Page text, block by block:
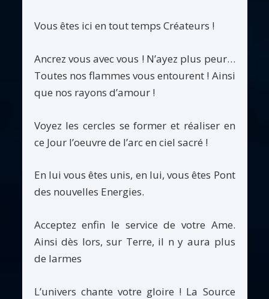
Vous êtes ici en tout temps Créateurs !
Ancrez vous avec vous ! N’ayez plus peur…
Toutes nos flammes vous entourent ! Ainsi
que nos rayons d’amour !
Voyez les cercles se former et réaliser en
ce Jour l’oeuvre de l’arc en ciel sacré !
En lui vous êtes unis, en lui, vous êtes Pont
des nouvelles Energies.
Acceptez enfin le service de votre Ame.
Ainsi dès lors, sur Terre, il n y aura plus
de larmes
L’univers chante votre gloire ! La Source